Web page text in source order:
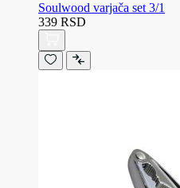
Soulwood varjača set 3/1
339 RSD